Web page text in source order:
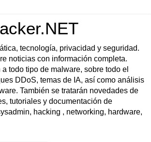
tecnología, privacidad y seguridad.
noticias con información completa.
todo tipo de malware, sobre todo el
DDoS, temas de IA, así como análisis
También se tratarán novedades de
tutoriales y documentación de
hacking , networking, hardware,